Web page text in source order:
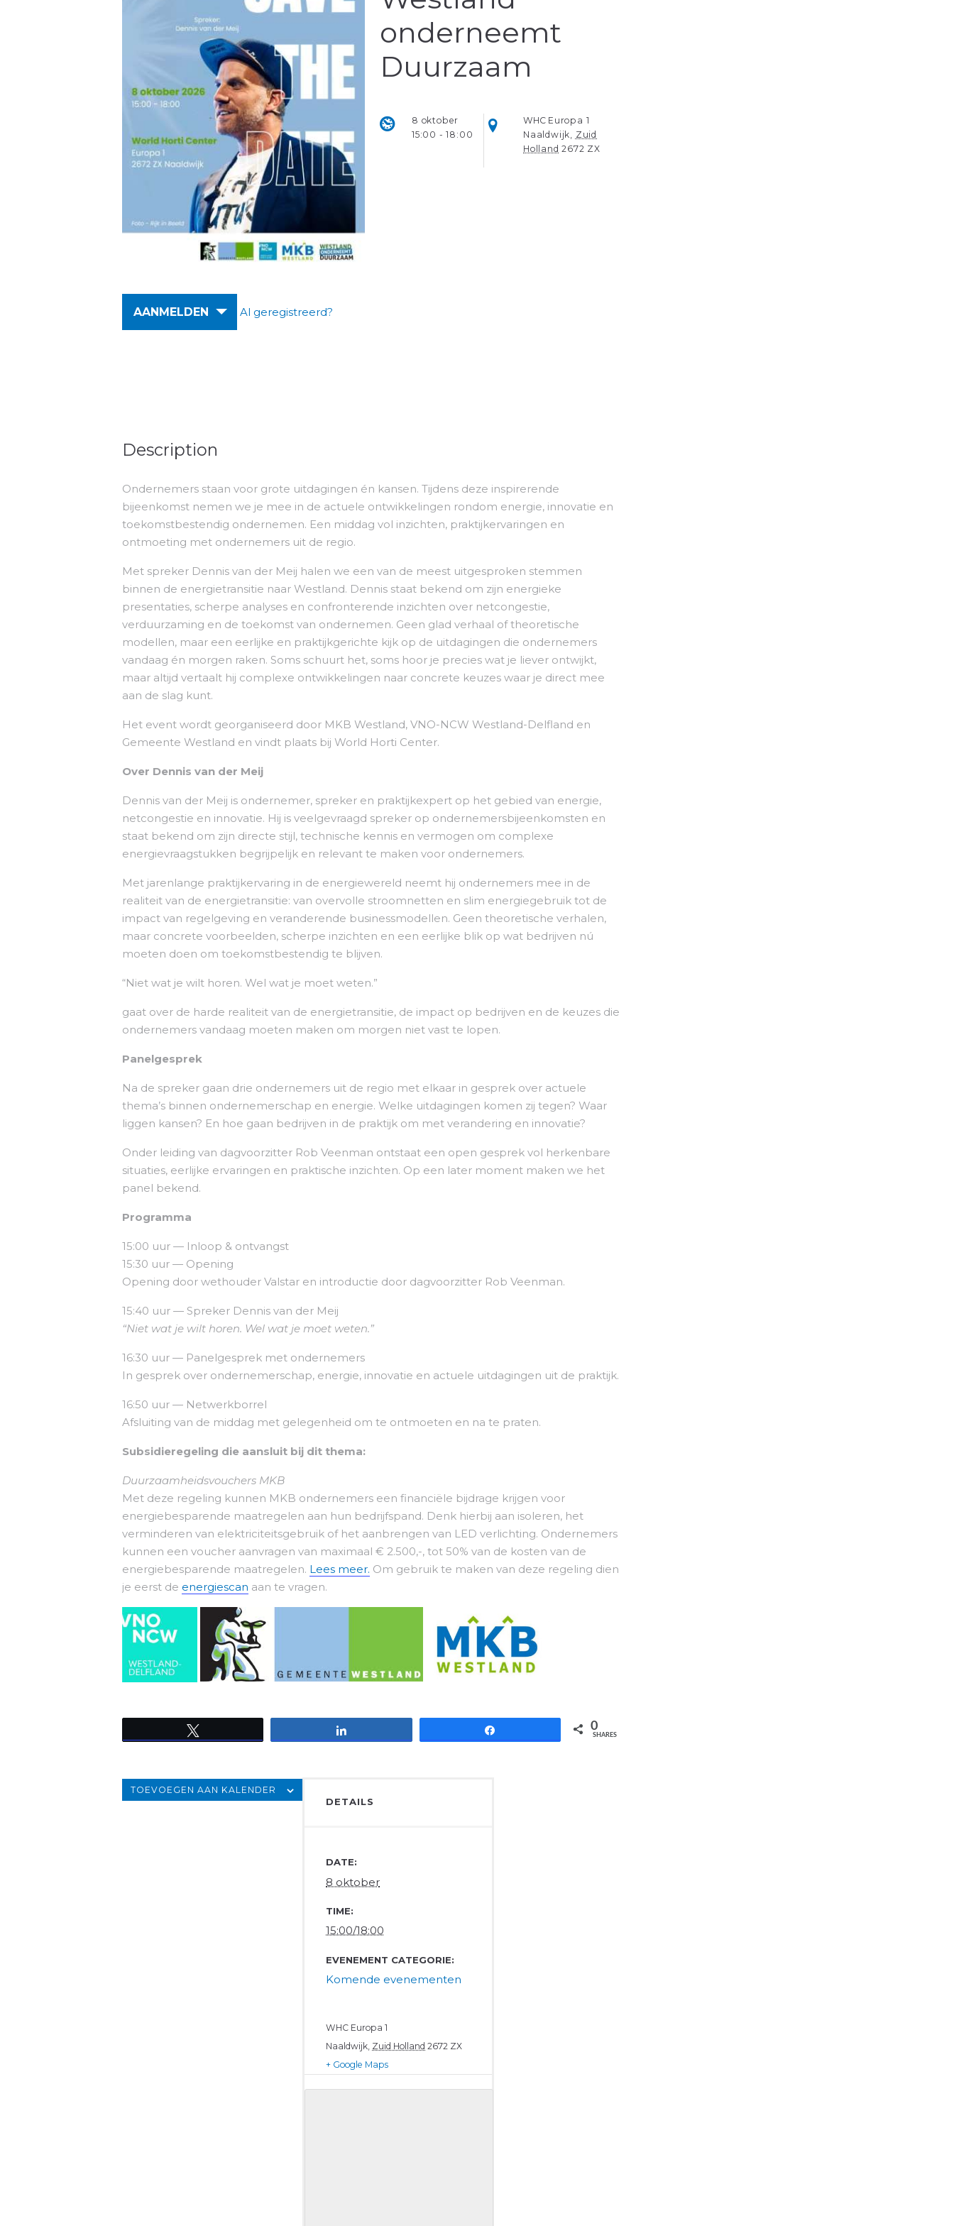
onderneemt
Duurzaam
8 oktober
15:00 - 18:00
WHC Europa 1
Naaldwijk
Zuid
Holland 2672 ZX
AANMELDEN Al geregistreerd?
Description
Ondernemers staan voor grote uitdagingen én kansen. Tijdens deze inspirerende
bijeenkomst nemen we je mee in de actuele ontwikkelingen rondom energie, innovatie en
toekomstbestendig ondernemen. Een middag vol inzichten, praktijkervaringen en
ontmoeting met ondernemers uit de regio.
Met spreker Dennis van der Meij halen we een van de meest uitgesproken stemmen
binnen de energietransitie naar Westland. Dennis staat bekend om zijn energieke
presentaties, scherpe analyses en confronterende inzichten over netcongestie,
verduurzaming en de toekomst van ondernemen. Geen glad verhaal of theoretische
modellen, maar een eerlijke en praktijkgerichte kijk op de uitdagingen die ondernemers
vandaag én morgen raken. Soms schuurt het, soms hoor je precies wat je liever ontwijkt,
maar altijd vertaalt hij complexe ontwikkelingen naar concrete keuzes waar je direct mee
aan de slag kunt.
Het event wordt georganiseerd door MKB Westland, VNO-NCW Westland-Delfland en
Gemeente Westland en vindt plaats bij World Horti Center.
Over Dennis van der Meij
Dennis van der Meij is ondernemer, spreker en praktijkexpert op het gebied van energie,
netcongestie en innovatie. Hij is veelgevraagd spreker op ondernemersbijeenkomsten en
staat bekend om zijn directe stijl, technische kennis en vermogen om complexe
energievraagstukken begrijpelijk en relevant te maken voor ondernemers.
Met jarenlange praktijkervaring in de energiewereld neemt hij ondernemers mee in de
realiteit van de energietransitie: van overvolle stroomnetten en slim energiegebruik tot de
impact van regelgeving en veranderende businessmodellen. Geen theoretische verhalen,
maar concrete voorbeelden, scherpe inzichten en een eerlijke blik op wat bedrijven nú
moeten doen om toekomstbestendig te blijven.
“Niet wat je wilt horen. Wel wat je moet weten.”
gaat over de harde realiteit van de energietransitie, de impact op bedrijven en de keuzes die
ondernemers vandaag moeten maken om morgen niet vast te lopen.
Panelgesprek
Na de spreker gaan drie ondernemers uit de regio met elkaar in gesprek over actuele
thema’s binnen ondernemerschap en energie. Welke uitdagingen komen zij tegen? Waar
liggen kansen? En hoe gaan bedrijven in de praktijk om met verandering en innovatie?
Onder leiding van dagvoorzitter Rob Veenman ontstaat een open gesprek vol herkenbare
situaties, eerlijke ervaringen en praktische inzichten. Op een later moment maken we het
panel bekend.
Programma
15:00 uur — Inloop & ontvangst
15:30 uur — Opening
Opening door wethouder Valstar en introductie door dagvoorzitter Rob Veenman.
15:40 uur — Spreker Dennis van der Meij
“Niet wat je wilt horen. Wel wat je moet weten.”
16:30 uur — Panelgesprek met ondernemers
In gesprek over ondernemerschap, energie, innovatie en actuele uitdagingen uit de praktijk.
16:50 uur — Netwerkborrel
Afsluiting van de middag met gelegenheid om te ontmoeten en na te praten.
Subsidieregeling die aansluit bij dit thema:
Duurzaamheidsvouchers MKB
Met deze regeling kunnen MKB ondernemers een financiële bijdrage krijgen voor
energiebesparende maatregelen aan hun bedrijfspand. Denk hierbij aan isoleren, het
verminderen van elektriciteitsgebruik of het aanbrengen van LED verlichting. Ondernemers
kunnen een voucher aanvragen van maximaal € 2.500,-, tot 50% van de kosten van de
energiebesparende maatregelen. Lees meer. Om gebruik te maken van deze regeling dien
je eerst de energiescan aan te vragen.
0
SHARES
TOEVOEGEN AAN KALENDER
DETAILS
DATE:
8 oktober
TIME:
15:00/18:00
EVENEMENT CATEGORIE:
Komende evenementen
WHC Europa 1
Naaldwijk, Zuid Holland 2672 ZX
+ Google Maps